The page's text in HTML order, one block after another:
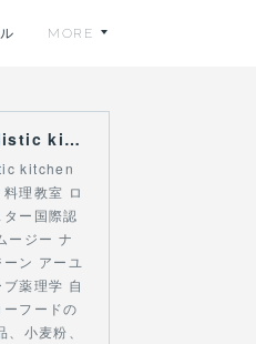
MORE
hanaho holistic kitchen
kitchen
理教室 ロ
ー国際認
ージー ナ
ン アーユ
薬理学 自
フードの
小麦粉、